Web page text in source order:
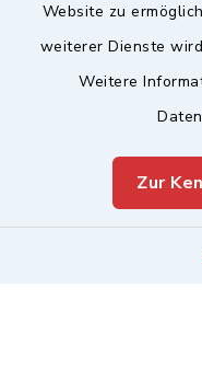
Website zu
weiterer Dienste
Weitere
Zur
Leitweg-ID